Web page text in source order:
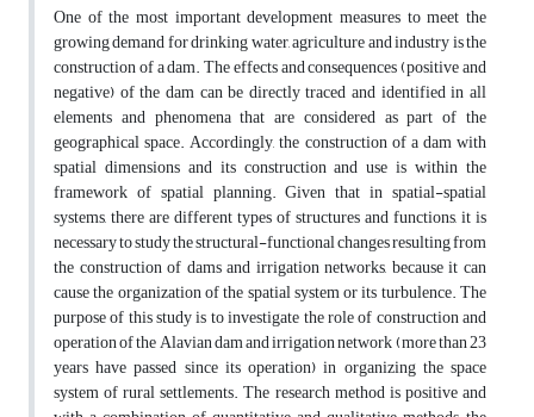
One of the most important development measures to meet the
growing demand for drinking water, agriculture and industry is the
construction of a dam. The effects and consequences (positive and
negative) of the dam can be directly traced and identified in all
elements and phenomena that are considered as part of the
geographical space. Accordingly, the construction of a dam with
spatial dimensions and its construction and use is within the
framework of spatial planning. Given that in spatial-spatial
systems, there are different types of structures and functions, it is
necessary to study the structural-functional changes resulting from
the construction of dams and irrigation networks, because it can
cause the organization of the spatial system or its turbulence. The
purpose of this study is to investigate the role of construction and
operation of the Alavian dam and irrigation network (more than 23
years have passed since its operation) in organizing the space
system of rural settlements. The research method is positive and